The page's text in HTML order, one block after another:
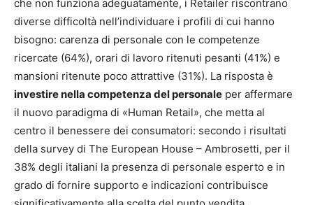
che non funziona adeguatamente, i Retailer riscontrano
diverse difficoltà nell’individuare i profili di cui hanno
bisogno: carenza di personale con le competenze
ricercate (64%), orari di lavoro ritenuti pesanti (41%) e
mansioni ritenute poco attrattive (31%). La risposta è
investire nella competenza del personale per affermare
il nuovo paradigma di «Human Retail», che metta al
centro il benessere dei consumatori: secondo i risultati
della survey di The European House – Ambrosetti, per il
38% degli italiani la presenza di personale esperto e in
grado di fornire supporto e indicazioni contribuisce